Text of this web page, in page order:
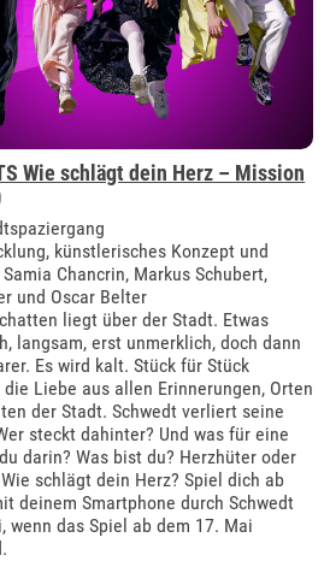
Wie schlägt dein Herz – Mission
künstlerisches Konzept und
Chancrin, Markus Schubert,
und Oscar Belter
liegt über der Stadt. Etwas
langsam, erst unmerklich, doch dann
Es wird kalt. Stück für Stück
Liebe aus allen Erinnerungen, Orten
der Stadt. Schwedt verliert seine
steckt dahinter? Und was für eine
darin? Was bist du? Herzhüter oder
schlägt dein Herz? Spiel dich ab
deinem Smartphone durch Schwedt
wenn das Spiel ab dem 17. Mai